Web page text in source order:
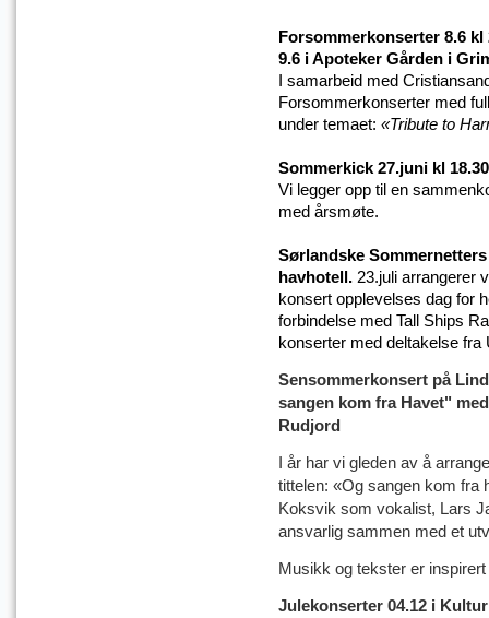
Forsommerkonserter 8.6
9.6 i Apoteker Gården i
I samarbeid med
Forsommerkonserter med
under temaet: «Tribute to
Sommerkick 27.juni kl
Vi legger opp til en
med årsmøte.
Sørlandske
havhotell. 23.juli arrangerer
konsert opplevelses dag for
forbindelse med Tall Ships
konserter med deltakelse
Sensommerkonsert på
sangen kom fra Havet"
Rudjord
I år har vi gleden av å
tittelen: «Og sangen kom fra
Koksvik som vokalist, Lars
ansvarlig sammen med et
Musikk og tekster er
Julekonserter 04.12 i